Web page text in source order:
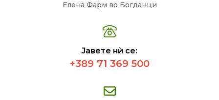
Елена Фарм во Богданци
Јавете нѝ се:
+389 71 369 500